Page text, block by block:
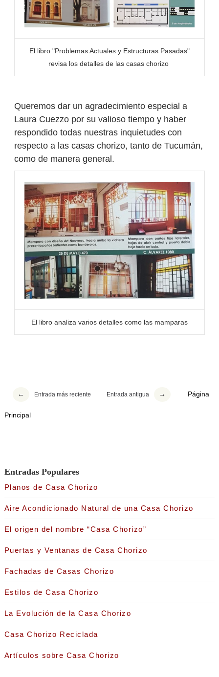
El libro "Problemas Actuales y Estructuras Pasadas"
revisa los detalles de las casas chorizo
Queremos dar un agradecimiento especial a
Laura Cuezzo por su valioso tiempo y haber
respondido todas nuestras inquietudes con
respecto a las casas chorizo, tanto de Tucumán,
como de manera general.
El libro analiza varios detalles como las mamparas
Entrada más reciente Entrada antigua Página
Principal
Entradas Populares
Planos de Casa Chorizo
Aire Acondicionado Natural de una Casa Chorizo
El origen del nombre “Casa Chorizo”
Puertas y Ventanas de Casa Chorizo
Fachadas de Casas Chorizo
Estilos de Casa Chorizo
La Evolución de la Casa Chorizo
Casa Chorizo Reciclada
Artículos sobre Casa Chorizo